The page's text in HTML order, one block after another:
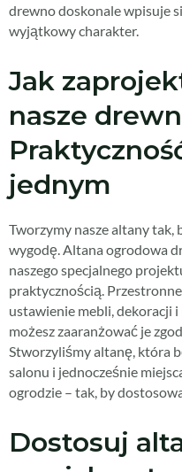
drewno doskonale wpisuje
wyjątkowy charakter.
Jak
nasze
jednym
Tworzymy nasze altany tak,
wygodę. Altana ogrodowa
naszego specjalnego
praktycznością.
ustawienie mebli, dekoracji
możesz zaaranżować je
Stworzyliśmy altanę, która
salonu i jednocześnie
ogrodzie – tak, by
Dostosuj